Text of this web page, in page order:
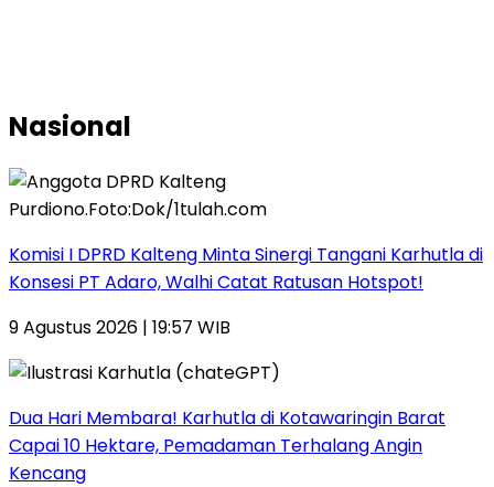
Nasional
Komisi I DPRD Kalteng Minta Sinergi Tangani Karhutla di
Konsesi PT Adaro, Walhi Catat Ratusan Hotspot!
9 Agustus 2026 | 19:57 WIB
Dua Hari Membara! Karhutla di Kotawaringin Barat
Capai 10 Hektare, Pemadaman Terhalang Angin
Kencang